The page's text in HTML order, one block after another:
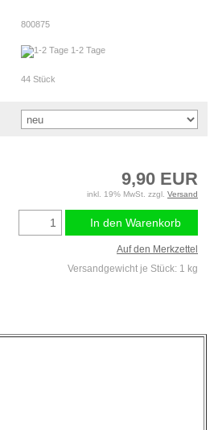
800875
1-2 Tage
44 Stück
9,90 EUR
inkl. 19% MwSt. zzgl. Versand
In den Warenkorb
Auf den Merkzettel
Versandgewicht je Stück: 1 kg